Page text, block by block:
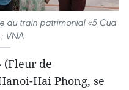
du train patrimonial «5 Cua
VNA
(Fleur de
Hai Phong, se